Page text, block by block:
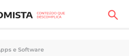
e Software